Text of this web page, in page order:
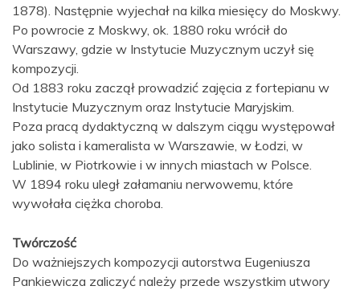
1878). Następnie wyjechał na kilka miesięcy do Moskwy.
Po powrocie z Moskwy, ok. 1880 roku wrócił do
Warszawy, gdzie w Instytucie Muzycznym uczył się
kompozycji.
Od 1883 roku zaczął prowadzić zajęcia z fortepianu w
Instytucie Muzycznym oraz Instytucie Maryjskim.
Poza pracą dydaktyczną w dalszym ciągu występował
jako solista i kameralista w Warszawie, w Łodzi, w
Lublinie, w Piotrkowie i w innych miastach w Polsce.
W 1894 roku uległ załamaniu nerwowemu, które
wywołała ciężka choroba.
Twórczość
Do ważniejszych kompozycji autorstwa Eugeniusza
Pankiewicza zaliczyć należy przede wszystkim utwory